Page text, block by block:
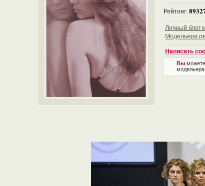
Рейтинг:
Личный блог
Модельера
Написать
Вы
модельера